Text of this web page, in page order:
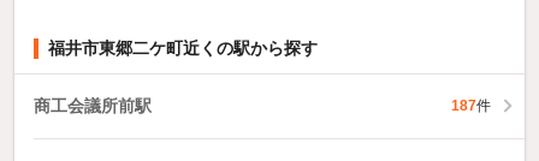
福井市東郷二ケ町近くの駅から探す
商工会議所前駅 187件